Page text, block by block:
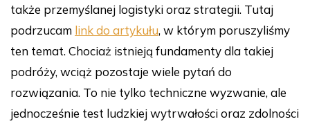
także przemyślanej logistyki oraz strategii. Tutaj
podrzucam link do artykułu, w którym poruszyliśmy
ten temat. Chociaż istnieją fundamenty dla takiej
podróży, wciąż pozostaje wiele pytań do
rozwiązania. To nie tylko techniczne wyzwanie, ale
jednocześnie test ludzkiej wytrwałości oraz zdolności